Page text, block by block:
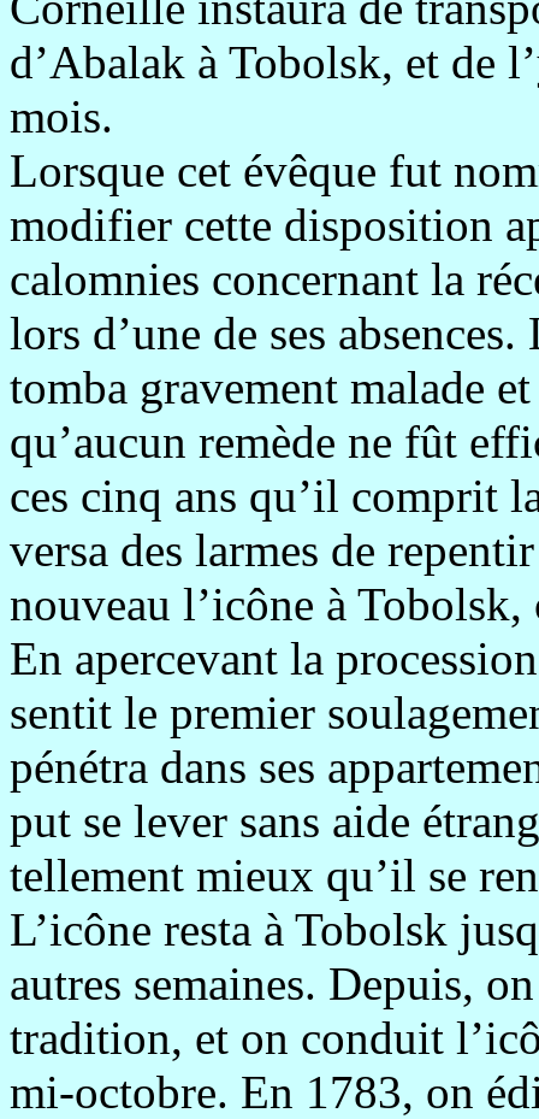
d’Abalak à Tobolsk, et de
mois.
Lorsque cet évêque fut
modifier cette disposition
calomnies concernant la
lors d’une de ses
tomba gravement malade
qu’aucun remède ne fût
ces cinq ans qu’il comprit
versa des larmes de
nouveau l’icône à
En apercevant la
sentit le premier
pénétra dans ses
put se lever sans aide
tellement mieux qu’il se
L’icône resta à Tobolsk
autres semaines. Depuis,
tradition, et on conduit
mi-octobre. En 1783, on